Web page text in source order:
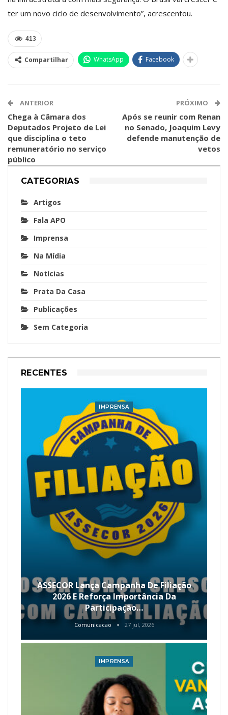
ter um novo ciclo de desenvolvimento”, acrescentou.
413
Compartilhar WhatsApp Facebook
ANTERIOR
Chega à Câmara dos
Deputados Projeto de Lei
que disciplina o teto
remuneratório no serviço
público
PRÓXIMO
Após se reunir com Renan
no Senado, Joaquim Levy
defende manutenção de
vetos
CATEGORIAS
Artigos
Fala APO
Imprensa
Na Mídia
Notícias
Prata Da Casa
Publicações
Sem Categoria
RECENTES
IMPRENSA
ASSECOR Lança Campanha De Filiação
2026 E Reforça Importância Da
Participação…
Comunicacao 27 jul, 2026
IMPRENSA